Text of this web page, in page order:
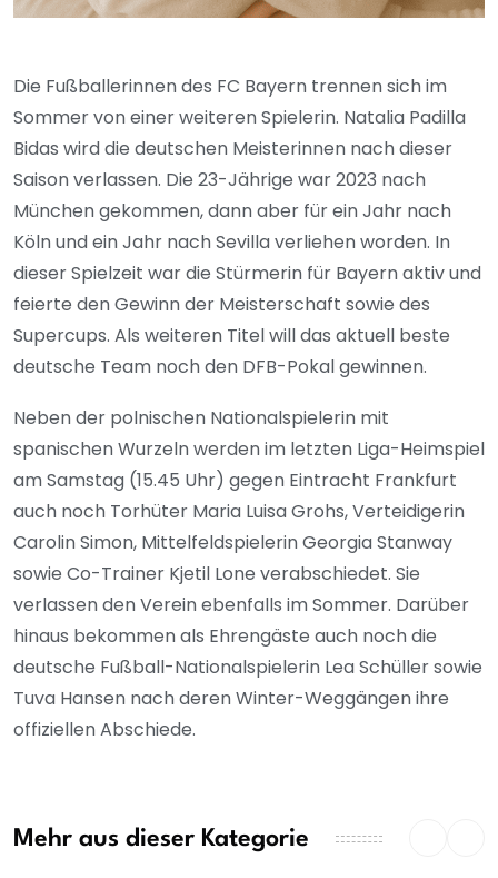
Die Fußballerinnen des FC Bayern trennen sich im
Sommer von einer weiteren Spielerin. Natalia Padilla
Bidas wird die deutschen Meisterinnen nach dieser
Saison verlassen. Die 23-Jährige war 2023 nach
München gekommen, dann aber für ein Jahr nach
Köln und ein Jahr nach Sevilla verliehen worden. In
dieser Spielzeit war die Stürmerin für Bayern aktiv und
feierte den Gewinn der Meisterschaft sowie des
Supercups. Als weiteren Titel will das aktuell beste
deutsche Team noch den DFB-Pokal gewinnen.
Neben der polnischen Nationalspielerin mit
spanischen Wurzeln werden im letzten Liga-Heimspiel
am Samstag (15.45 Uhr) gegen Eintracht Frankfurt
auch noch Torhüter Maria Luisa Grohs, Verteidigerin
Carolin Simon, Mittelfeldspielerin Georgia Stanway
sowie Co-Trainer Kjetil Lone verabschiedet. Sie
verlassen den Verein ebenfalls im Sommer. Darüber
hinaus bekommen als Ehrengäste auch noch die
deutsche Fußball-Nationalspielerin Lea Schüller sowie
Tuva Hansen nach deren Winter-Weggängen ihre
offiziellen Abschiede.
Mehr aus dieser Kategorie